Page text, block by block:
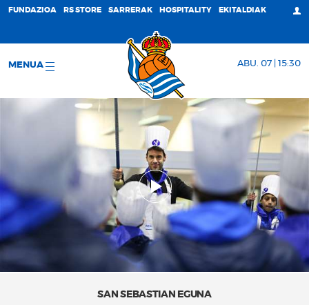
FUNDAZIOA RS STORE SARRERAK HOSPITALITY EKITALDIAK
MENUA ABU. 07 | 15:30
SAN SEBASTIAN EGUNA